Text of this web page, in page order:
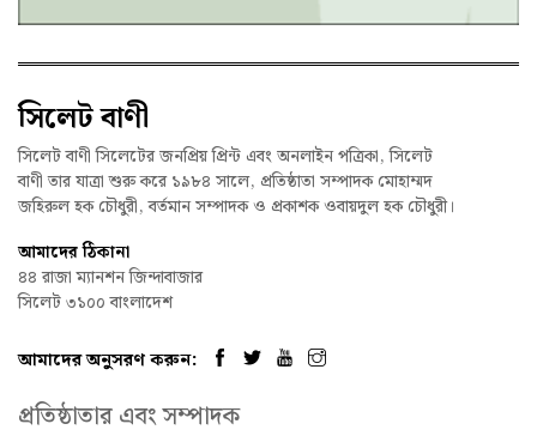
সিলেট বাণী
সিলেট বাণী সিলেটের জনপ্রিয় প্রিন্ট এবং অনলাইন পত্রিকা, সিলেট
বাণী তার যাত্রা শুরু করে ১৯৮৪ সালে, প্রতিষ্ঠাতা সম্পাদক মোহাম্মদ
জহিরুল হক চৌধুরী, বর্তমান সম্পাদক ও প্রকাশক ওবায়দুল হক চৌধুরী।
আমাদের ঠিকানা
৪৪ রাজা ম্যানশন জিন্দাবাজার
সিলেট ৩১০০ বাংলাদেশ
আমাদের অনুসরণ করুন:
প্রতিষ্ঠাতার এবং সম্পাদক